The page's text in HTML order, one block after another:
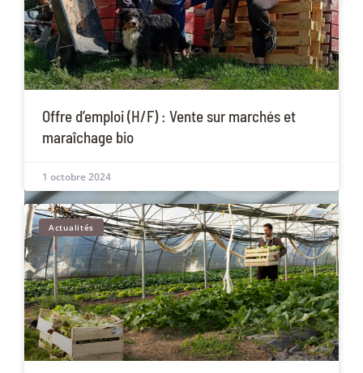
Offre d’emploi (H/F) : Vente sur marchés et
maraîchage bio
1 octobre 2024
Actualités